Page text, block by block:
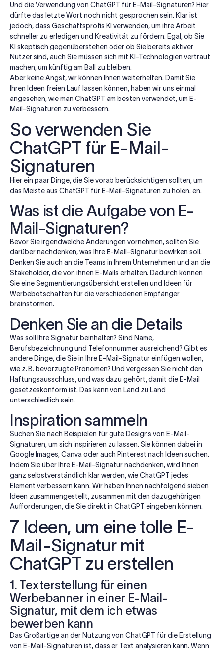
Und die Verwendung von ChatGPT für E-Mail-Signaturen? Hier
dürfte das letzte Wort noch nicht gesprochen sein. Klar ist
jedoch, dass Geschäftsprofis KI verwenden, um ihre Arbeit
schneller zu erledigen und Kreativität zu fördern. Egal, ob Sie
KI skeptisch gegenüberstehen oder ob Sie bereits aktiver
Nutzer sind, auch Sie müssen sich mit KI-Technologien vertraut
machen, um künftig am Ball zu bleiben.
Aber keine Angst, wir können Ihnen weiterhelfen. Damit Sie
Ihren Ideen freien Lauf lassen können, haben wir uns einmal
angesehen, wie man ChatGPT am besten verwendet, um E-
Mail-Signaturen zu verbessern.
So verwenden Sie
ChatGPT für E-Mail-
Signaturen
Hier ein paar Dinge, die Sie vorab berücksichtigen sollten, um
das Meiste aus ChatGPT für E-Mail-Signaturen zu holen. en.
Was ist die Aufgabe von E-
Mail-Signaturen?
Bevor Sie irgendwelche Änderungen vornehmen, sollten Sie
darüber nachdenken, was Ihre E-Mail-Signatur bewirken soll.
Denken Sie auch an die Teams in Ihrem Unternehmen und an die
Stakeholder, die von ihnen E-Mails erhalten. Dadurch können
Sie eine Segmentierungsübersicht erstellen und Ideen für
Werbebotschaften für die verschiedenen Empfänger
brainstormen.
Denken Sie an die Details
Was soll Ihre Signatur beinhalten? Sind Name,
Berufsbezeichnung und Telefonnummer ausreichend? Gibt es
andere Dinge, die Sie in Ihre E-Mail-Signatur einfügen wollen,
wie z. B. bevorzugte Pronomen? Und vergessen Sie nicht den
Haftungsausschluss, und was dazu gehört, damit die E-Mail
gesetzeskonform ist. Das kann von Land zu Land
unterschiedlich sein.
Inspiration sammeln
Suchen Sie nach Beispielen für gute Designs von E-Mail-
Signaturen, um sich inspirieren zu lassen. Sie können dabei in
Google Images, Canva oder auch Pinterest nach Ideen suchen.
Indem Sie über Ihre E-Mail-Signatur nachdenken, wird Ihnen
ganz selbstverständlich klar werden, wie ChatGPT jedes
Element verbessern kann. Wir haben Ihnen nachfolgend sieben
Ideen zusammengestellt, zusammen mit den dazugehörigen
Aufforderungen, die Sie direkt in ChatGPT eingeben können.
7 Ideen, um eine tolle E-
Mail-Signatur mit
ChatGPT zu erstellen
1. Texterstellung für einen
Werbebanner in einer E-Mail-
Signatur, mit dem ich etwas
bewerben kann
Das Großartige an der Nutzung von ChatGPT für die Erstellung
von E-Mail-Signaturen ist, dass er Text analysieren kann. Wenn